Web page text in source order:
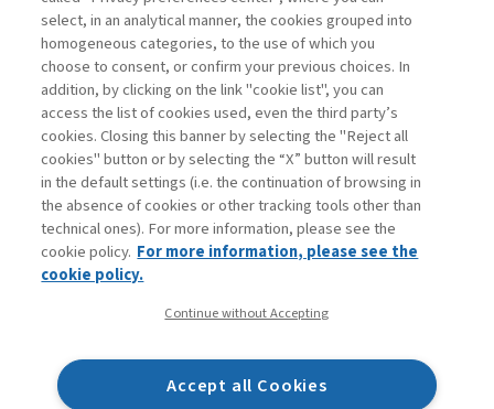
Contatti
Abbonamenti
Archivio rubriche
Privacy
Dichiarazione di accessibilità
Mappa del sito
select, in an analytical manner, the cookies grouped into
homogeneous categories, to the use of which you
choose to consent, or confirm your previous choices. In
addition, by clicking on the link "cookie list", you can
access the list of cookies used, even the third party’s
cookies. Closing this banner by selecting the "Reject all
cookies" button or by selecting the “X” button will result
in the default settings (i.e. the continuation of browsing in
the absence of cookies or other tracking tools other than
technical ones). For more information, please see the
cookie policy. For more information, please see the
cookie policy.
Continue without Accepting
Accept all Cookies